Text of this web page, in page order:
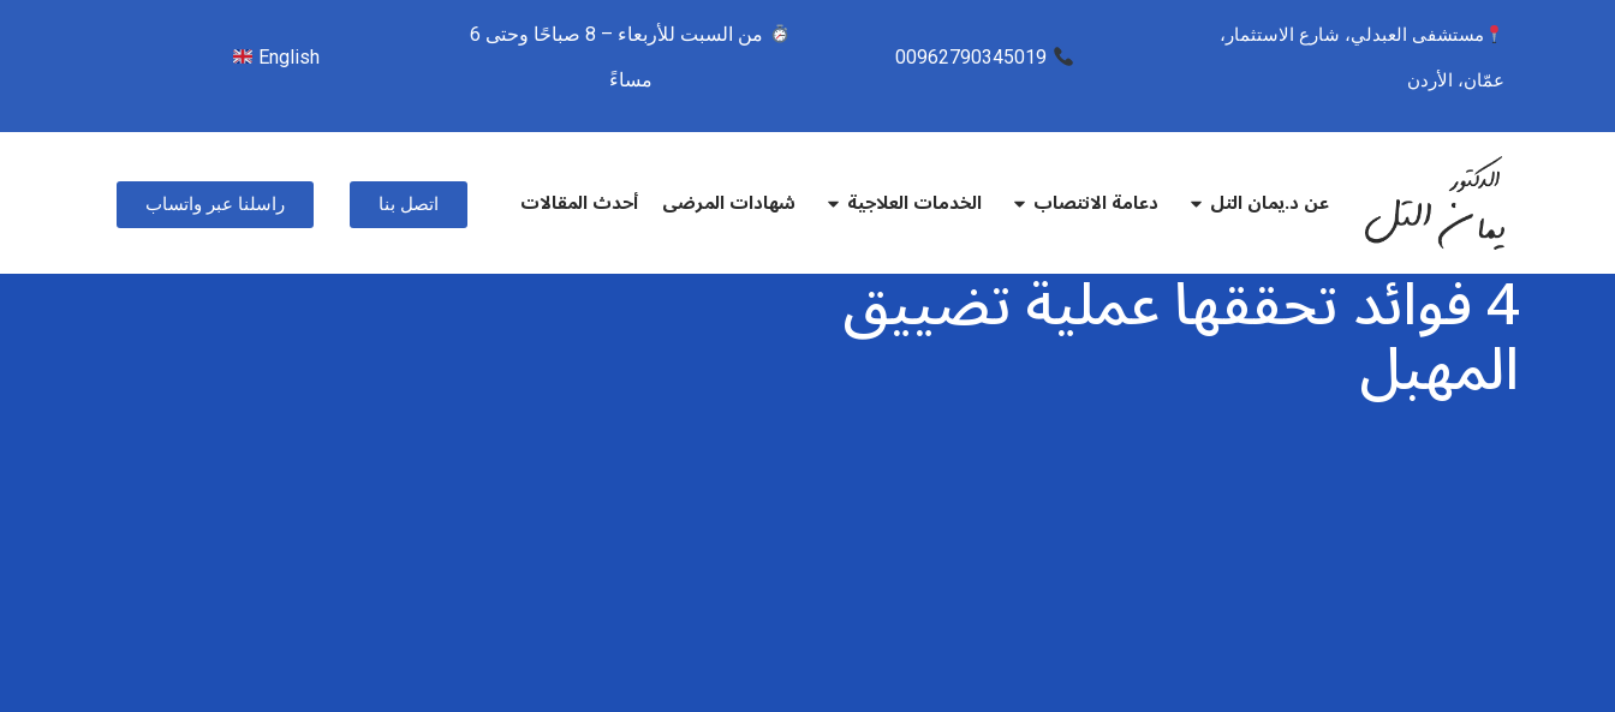
مستشفى العبدلي، شارع الاستثمار،
عمّان، الأردن
من السبت للأربعاء – 8 صباحًا وحتى 6
مساءً
English
عن د.يمان التل دعامة الانتصاب الخدمات العلاجية شهادات المرضى أحدث المقالات اتصل بنا راسلنا عبر واتساب
4 فوائد تحققها عملية تضييق
المهبل